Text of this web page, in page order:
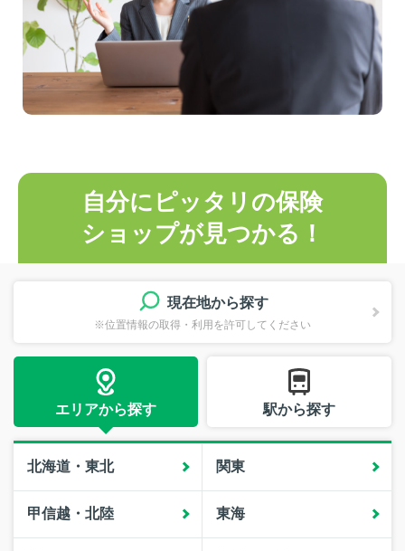
自分にピッタリの保険
ショップが見つかる！
現在地から探す
※位置情報の取得・利用を許可してください
エリアから探す 駅から探す
北海道・東北 関東
甲信越・北陸 東海